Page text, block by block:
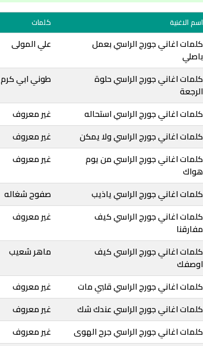
اسم الاغنية كلمات
كلمات اغاني جورج الراسي بعمل
باصلي
علي المولى
كلمات اغاني جورج الراسي حلوة
الرجعة
​طوني ابي كرم​
كلمات اغاني جورج الراسي استحاله غير معروف
كلمات اغاني جورج الراسي ولا يمكن
غير معروف
كلمات اغاني جورج الراسي من يوم
هواك
غير معروف
كلمات اغاني جورج الراسي ياذيب صفوح شغاله
كلمات اغاني جورج الراسي كيف
مفارقنا
غير معروف
كلمات اغاني جورج الراسي كيف
اوصفك
ماهر شعيب
كلمات اغاني جورج الراسي قلبي مات غير معروف
كلمات اغاني جورج الراسي عندك شك
غير معروف
كلمات اغاني جورج الراسي جرح الهوى
غير معروف